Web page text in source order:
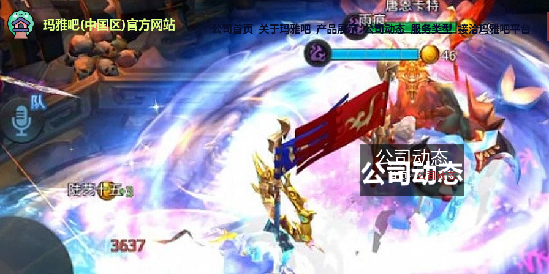
公司首页 关于玛雅吧 产品展示 公司动态 服务类型 接洽玛雅吧平台
公司动态
首页- 公司动态